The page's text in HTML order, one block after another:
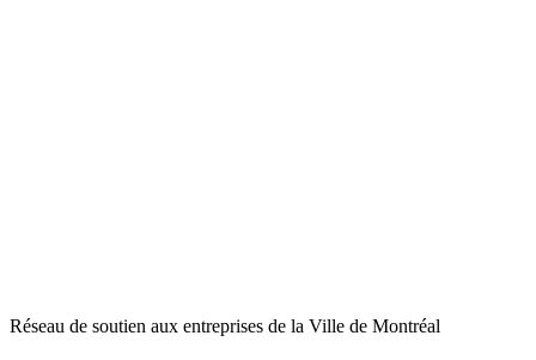
Réseau de soutien aux entreprises de la Ville de Montréal